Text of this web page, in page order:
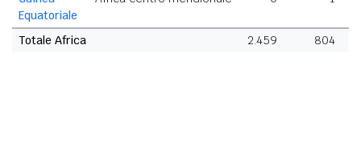
Equatoriale
Totale Africa 2.459 804